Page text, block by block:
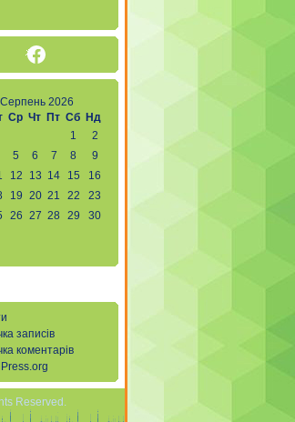
Facebook
Серпень 2026
Ср Чт Пт Сб
Нд
1
2
5 6 7 8
9
12 13 14 15
16
19 20 21 22
23
26 27 28 29
30
записів
коментарів
Reserved.